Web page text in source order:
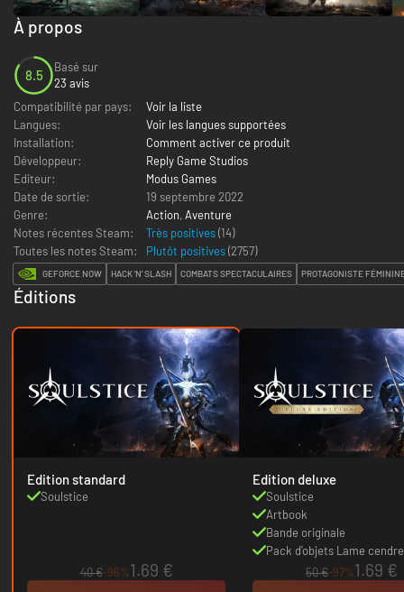
À propos
8.5
Basé sur
23 avis
Compatibilité par pays:
Voir la liste
Langues:
Voir les langues supportées
Installation:
Comment activer ce produit
Développeur:
Reply Game Studios
Editeur:
Modus Games
Date de sortie:
19 septembre 2022
Genre:
Action, Aventure
Notes récentes Steam:
Très positives(14)
Toutes les notes Steam:
Plutôt positives(2757)
GEFORCE NOW HACK 'N' SLASH COMBATS SPECTACULAIRES PROTAGONISTE
Éditions
Edition standard
Soulstice
40 €-96%1.69 €
Edition deluxe
Soulstice
Artbook
Bande originale
Pack d'objets Lame
50 €-97%1.69 €